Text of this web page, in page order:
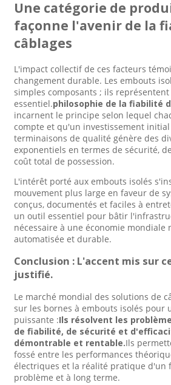
Une catégorie de
façonne l'avenir de la
câblages
L'impact collectif de ces facteurs
changement durable. Les embouts
simples composants ; ils
essentiel.philosophie de la fiabilité
incarnent le principe selon lequel
compte et qu'un investissement initial
terminaisons de qualité génère des
exponentiels en termes de sécurité,
coût total de possession.
L'intérêt porté aux embouts isolés
mouvement plus large en faveur de
conçus, documentés et faciles à
un outil essentiel pour bâtir
nécessaire à une économie mondiale
automatisée et durable.
Conclusion : L'accent mis sur
justifié.
Le marché mondial des solutions de
sur les bornes à embouts isolés pour
puissante :Ils résolvent les
de fiabilité, de sécurité et
démontrable et rentable.Ils
fossé entre les performances
électriques et la réalité pratique d'un
problème et à long terme.